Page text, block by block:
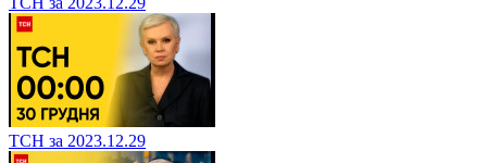
ТСН за 2023.12.29